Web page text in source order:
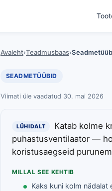
Avaleht›Teadmusbaas›
SEADMETÜÜBID
Viimati üle vaadatud 30. mai 2026
LÜHIDALT
Katab kolme
puhastusventilaator —
koristusaegseid
MILLAL SEE KEHTIB
Kaks kuni kolm nädalat